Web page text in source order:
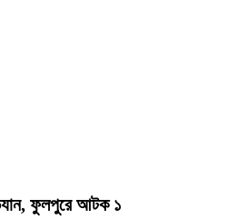
ফুলপুরে আটক ১